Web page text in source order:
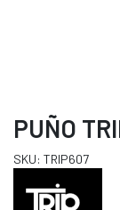
PUÑO
SKU: TRIP607